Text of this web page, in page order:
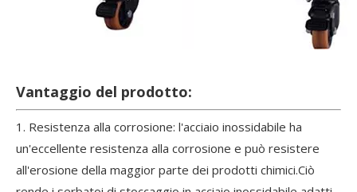
Vantaggio del prodotto:
1. Resistenza alla corrosione: l'acciaio inossidabile ha
un'eccellente resistenza alla corrosione e può resistere
all'erosione della maggior parte dei prodotti chimici.Ciò